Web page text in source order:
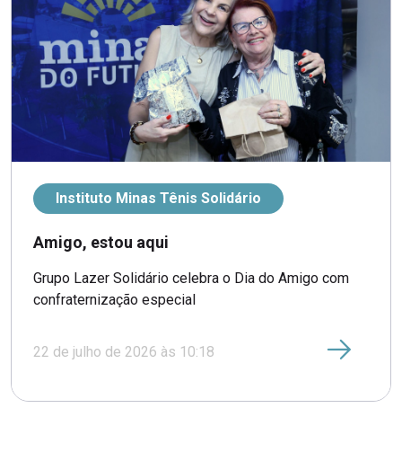
Instituto Minas Tênis Solidário
Amigo, estou aqui
Grupo Lazer Solidário celebra o Dia do Amigo com
confraternização especial
22 de julho de 2026 às 10:18